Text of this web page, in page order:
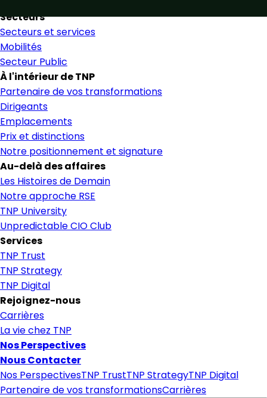
Secteurs
Secteurs et services
Mobilités
Secteur Public
À l'intérieur de TNP
Partenaire de vos transformations
Dirigeants
Emplacements
Prix et distinctions
Notre positionnement et signature
Au-delà des affaires
Les Histoires de Demain
Notre approche RSE
TNP University
Unpredictable CIO Club
Services
TNP Trust
TNP Strategy
TNP Digital
Rejoignez-nous
Carrières
La vie chez TNP
Nos Perspectives
Nous Contacter
Nos PerspectivesTNP TrustTNP StrategyTNP Digital
Partenaire de vos transformationsCarrières